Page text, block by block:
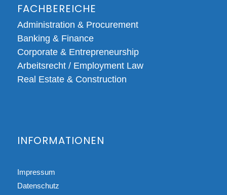
FACHBEREICHE
Administration & Procurement
Banking & Finance
Corporate & Entrepreneurship
Arbeitsrecht / Employment Law
Real Estate & Construction
INFORMATIONEN
Impressum
Datenschutz